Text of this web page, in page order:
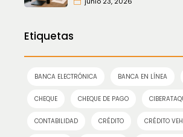
Etiquetas
BANCA ELECTRÓNICA BANCA EN LÍNEA
CHEQUE CHEQUE DE PAGO
CONTABILIDAD CRÉDITO CRÉDITO